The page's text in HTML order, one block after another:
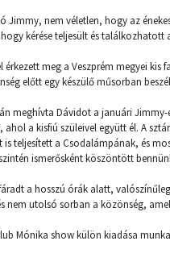
Jimmy, nem véletlen, hogy az
kérése teljesült és találkozhatott
érkezett meg a Veszprém megyei
előtt egy készülő műsorban
meghívta Dávidot a januári
ahol a kisfiú szüleivel együtt él. A
teljesített a Csodalámpának, és
ismerősként köszöntött
a hosszú órák alatt,
nem utolsó sorban a közönség,
Mónika show külön kiadása